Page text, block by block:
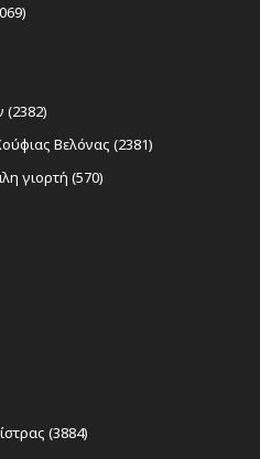
Βελόνας (2381)
γιορτή (570)
(3884)